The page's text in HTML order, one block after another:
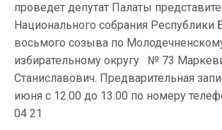
проведет депутат Палаты
Национального собрания Республики
восьмого созыва по
избирательному округу № 73
Станиславович. Предварительная
июня с 12.00 до 13.00 по номеру
04 21